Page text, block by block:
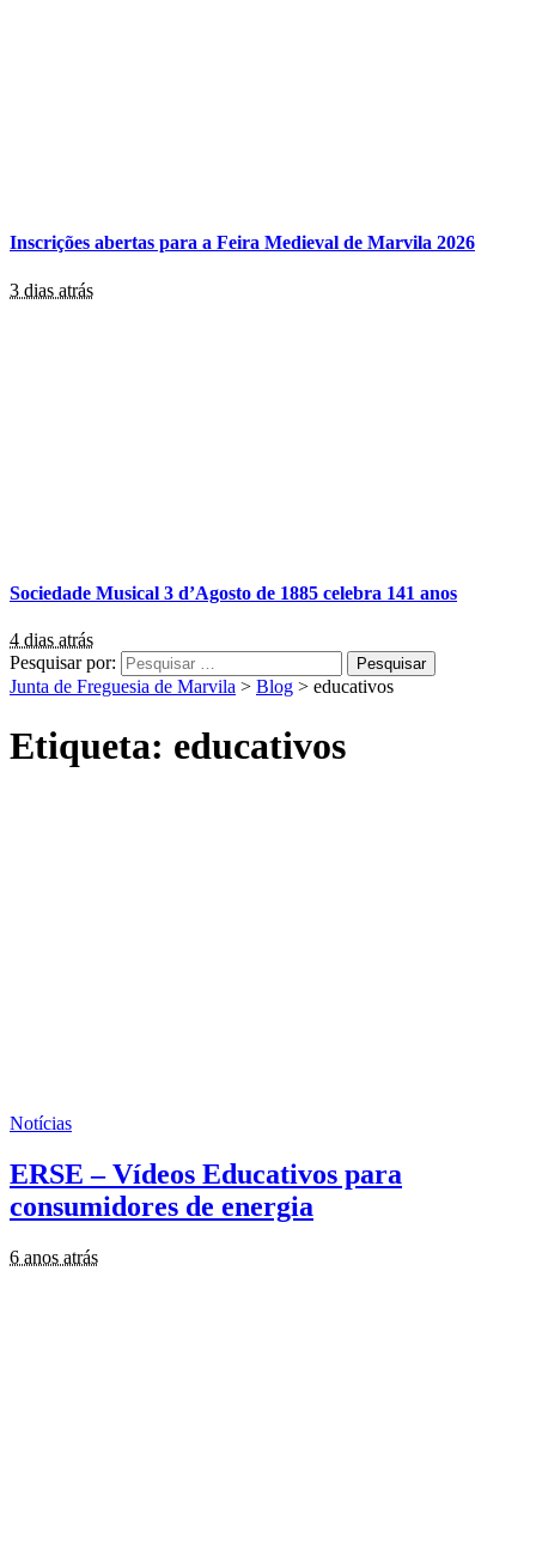
Inscrições abertas para a Feira Medieval de Marvila 2026
3 dias atrás
Sociedade Musical 3 d’Agosto de 1885 celebra 141 anos
4 dias atrás
Pesquisar por:
Junta de Freguesia de Marvila > Blog > educativos
Etiqueta: educativos
Notícias
ERSE – Vídeos Educativos para
consumidores de energia
6 anos atrás